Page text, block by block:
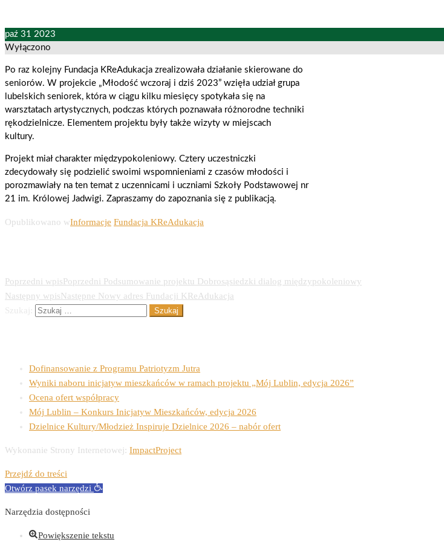
paź 31 2023
Wyłączono
Po raz kolejny Fundacja KReAdukacja zrealizowała działanie skierowane do
seniorów. W projekcie „Młodość wczoraj i dziś 2023” wzięła udział grupa
lubelskich seniorek, która w ciągu kilku miesięcy spotykała się na
warsztatach artystycznych, podczas których poznawała różnorodne techniki
rękodzielnicze. Elementem projektu były także wizyty w miejscach
kultury.
Projekt miał charakter międzypokoleniowy. Cztery uczestniczki
zdecydowały się podzielić swoimi wspomnieniami z czasów młodości i
porozmawiały na ten temat z uczennicami i uczniami Szkoły Podstawowej nr
21 im. Królowej Jadwigi. Zapraszamy do zapoznania się z publikacją.
Opublikowano wInformacje Fundacja KReAdukacja
Poprzedni wpisPoprzedni Podsumowanie projektu Dobrosąsiedzki dialog międzypokoleniowy
Następny wpisNastępne Nowy adres Fundacji KReAdukacja
Dofinansowanie z Programu Patriotyzm Jutra
Wyniki naboru inicjatyw mieszkańców w ramach projektu „Mój Lublin, edycja 2026”
Ocena ofert współpracy
Mój Lublin – Konkurs Inicjatyw Mieszkańców, edycja 2026
Dzielnice Kultury/Młodzież Inspiruje Dzielnice 2026 – nabór ofert
Wykonanie Strony Internetowej: ImpactProject
Przejdź do treści
Otwórz pasek narzędzi
Narzędzia dostępności
Powiększenie tekstu